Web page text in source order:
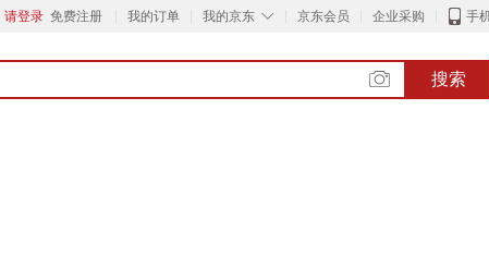
请登录 免费注册 我的订单 ◇
我的京东 京东会员 企业采购 手
搜索